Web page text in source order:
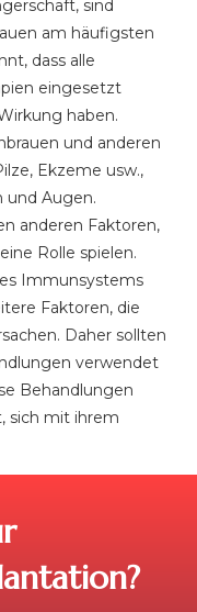
sind
am häufigsten
dass alle
eingesetzt
haben.
und anderen
Ekzeme usw.,
und Augen.
anderen Faktoren,
Rolle spielen.
Immunsystems
Faktoren, die
Daher sollten
verwendet
Behandlungen
sich mit ihrem